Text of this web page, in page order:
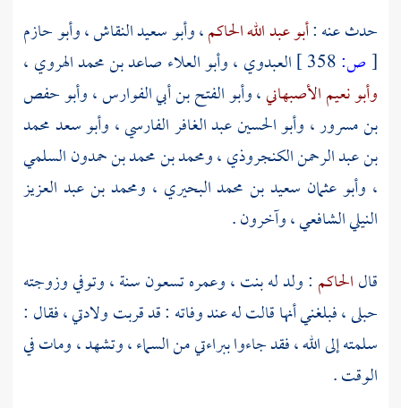
حدث عنه :أبو عبد الله الحاكم،وأبو سعيد النقاش،وأبو حازم
[ص: العبدوي ،وأبو العلاء صاعد بن محمد الهروي ،
وأبو نعيم الأصبهاني،وأبو الفتح بن أبي الفوارس،وأبو حفص
بن مسرور، وأبو الحسين عبد الغافر الفارسي، وأبو سعد محمد
بن عبد الرحمن الكنجروذي،ومحمد بن محمد بن حمدون السلمي
، وأبو عثمان سعيد بن محمد البحيري ، ومحمد بن عبد العزيز
النيلي الشافعي، وآخرون .
قالالحاكم : ولد له بنت ، وعمره تسعون سنة ، وتوفي وزوجته
حبلى ، فبلغني أنها قالت له عند وفاته : قد قربت ولادتي ، فقال :
سلمته إلى الله ، فقد جاءوا ببراءتي من السماء ، وتشهد ، ومات في
الوقت .